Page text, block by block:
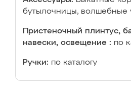
бутылочницы, волшебные
Пристеночный плинтус,
навески, освещение : по
Ручки: по каталогу